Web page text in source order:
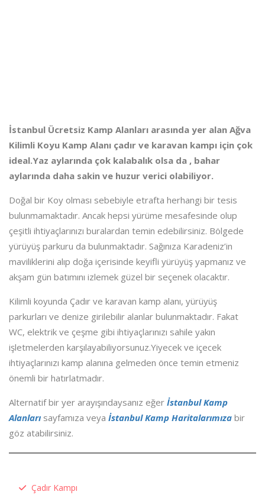
İstanbul Ücretsiz Kamp Alanları arasında yer alan Ağva
Kilimli Koyu Kamp Alanı çadır ve karavan kampı için çok
ideal.Yaz aylarında çok kalabalık olsa da , bahar
aylarında daha sakin ve huzur verici olabiliyor.
Doğal bir Koy olması sebebiyle etrafta herhangi bir tesis
bulunmamaktadır. Ancak hepsi yürüme mesafesinde olup
çeşitli ihtiyaçlarınızı buralardan temin edebilirsiniz. Bölgede
yürüyüş parkuru da bulunmaktadır. Sağınıza Karadeniz’in
maviliklerini alıp doğa içerisinde keyifli yürüyüş yapmanız ve
akşam gün batımını izlemek güzel bir seçenek olacaktır.
Kilimli koyunda Çadır ve karavan kamp alanı, yürüyüş
parkurları ve denize girilebilir alanlar bulunmaktadır. Fakat
WC, elektrik ve çeşme gibi ihtiyaçlarınızı sahile yakın
işletmelerden karşılayabiliyorsunuz.Yiyecek ve içecek
ihtiyaçlarınızı kamp alanına gelmeden önce temin etmeniz
önemli bir hatırlatmadır.
Alternatif bir yer arayışındaysanız eğer İstanbul Kamp
Alanları sayfamıza veya İstanbul Kamp Haritalarımıza bir
göz atabilirsiniz.
Çadır Kampı